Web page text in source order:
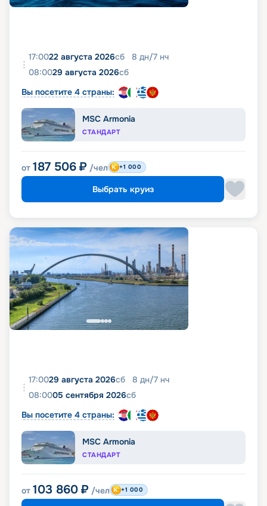
17:0022 августа 2026сб 8 дн/7 нч
08:0029 августа 2026сб
Вы посетите 4 страны:
MSC Armonia
СТАНДАРТ
от 187 506 ₽ /чел +1 000
Выбрать круиз
17:0029 августа 2026сб 8 дн/7 нч
08:0005 сентября 2026сб
Вы посетите 4 страны:
MSC Armonia
СТАНДАРТ
от 103 860 ₽ /чел +1 000